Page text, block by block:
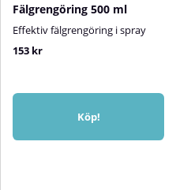
Fälgrengöring 500 ml
Effektiv fälgrengöring i spray
153 kr
Köp!